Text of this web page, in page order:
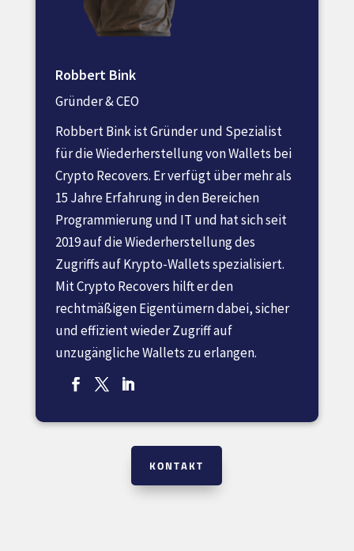
Robbert Bink
Gründer & CEO
Robbert Bink ist Gründer und Spezialist
für die Wiederherstellung von Wallets bei
Crypto Recovers. Er verfügt über mehr als
15 Jahre Erfahrung in den Bereichen
Programmierung und IT und hat sich seit
2019 auf die Wiederherstellung des
Zugriffs auf Krypto-Wallets spezialisiert.
Mit Crypto Recovers hilft er den
rechtmäßigen Eigentümern dabei, sicher
und effizient wieder Zugriff auf
unzugängliche Wallets zu erlangen.
KONTAKT